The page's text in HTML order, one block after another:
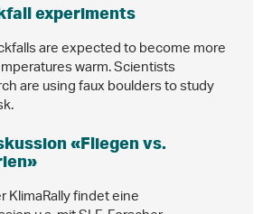
experiments
are expected to become more
warm. Scientists
are using faux boulders to study
«Fliegen vs.
KlimaRally findet eine